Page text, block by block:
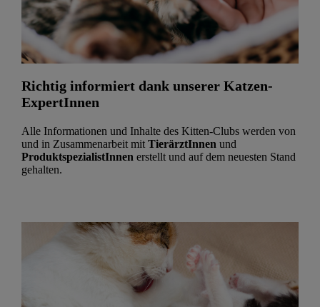
Richtig informiert dank unserer Katzen-
ExpertInnen
Alle Informationen und Inhalte des Kitten-Clubs werden von
und in Zusammenarbeit mit TierärztInnen und
ProduktspezialistInnen erstellt und auf dem neuesten Stand
gehalten.